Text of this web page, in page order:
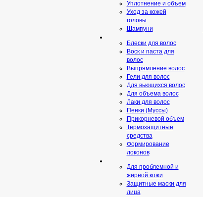
Уплотнение и объем
Уход за кожей
головы
Шампуни
Блески для волос
Воск и паста для
волос
Выпрямление волос
Гели для волос
Для вьющихся волос
Для объема волос
Лаки для волос
Пенки (Муссы)
Прикорневой объем
Термозащитные
средства
Формирование
локонов
Для проблемной и
жирной кожи
Защитные маски для
лица